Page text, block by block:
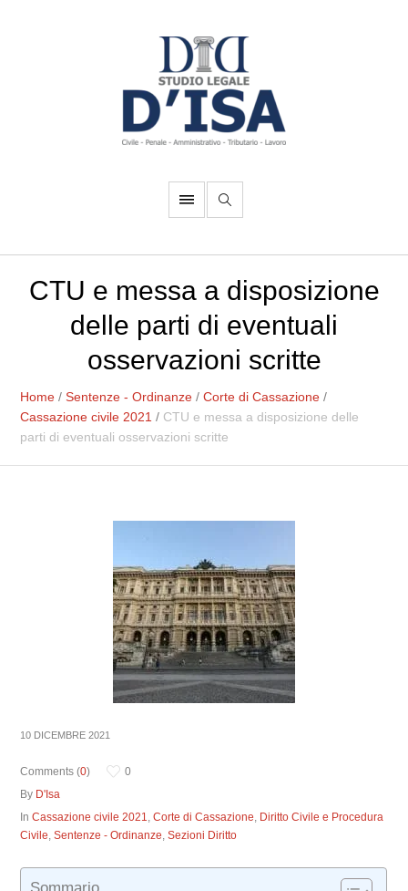
CTU e messa a disposizione
delle parti di eventuali
osservazioni scritte
Home /Sentenze - Ordinanze /Corte di Cassazione /
Cassazione civile 2021 / CTU e messa a disposizione delle
parti di eventuali osservazioni scritte
10 DICEMBRE 2021
Comments (0)
0
By D'Isa
InCassazione civile 2021,Corte di Cassazione, Diritto Civile e Procedura
Civile,Sentenze - Ordinanze,Sezioni Diritto